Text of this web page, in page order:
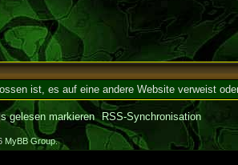
ist, es auf eine andere Website verweist
gelesen markieren RSS-Synchronisation
MyBB Group.